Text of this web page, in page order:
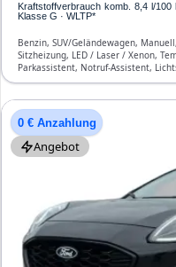
Kraftstoffverbrauch komb. 8,4 l/
Klasse G · WLTP*
Benzin, SUV/Geländewagen,
Sitzheizung, LED / Laser / Xenon,
Parkassistent, Notruf-Assistent,
Freisprecheinrichtung,
0 € Anzahlung
Angebot